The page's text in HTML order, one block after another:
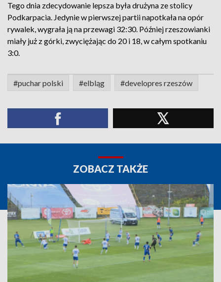
Tego dnia zdecydowanie lepsza była drużyna ze stolicy
Podkarpacia. Jedynie w pierwszej partii napotkała na opór
rywalek, wygrała ją na przewagi 32:30. Później rzeszowianki
miały już z górki, zwyciężając do 20 i 18, w całym spotkaniu
3:0.
#puchar polski #elbląg #developres rzeszów
ZOBACZ TAKŻE